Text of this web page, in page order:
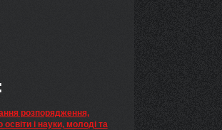
розпорядження,
освіти і науки, молоді та